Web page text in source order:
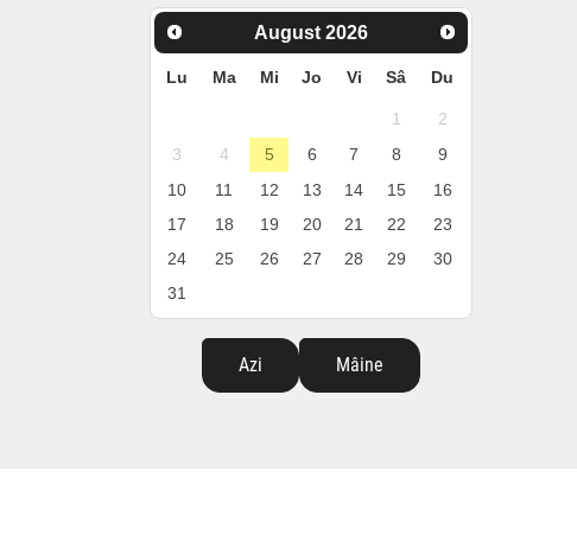
August 2026
Lu Ma Mi Jo Vi Sâ Du
1
2
3
4 5 6 7 8
9
10
11 12 13 14 15
16
17
18 19 20 21 22
23
24
25 26 27 28 29
30
31
Azi Mâine